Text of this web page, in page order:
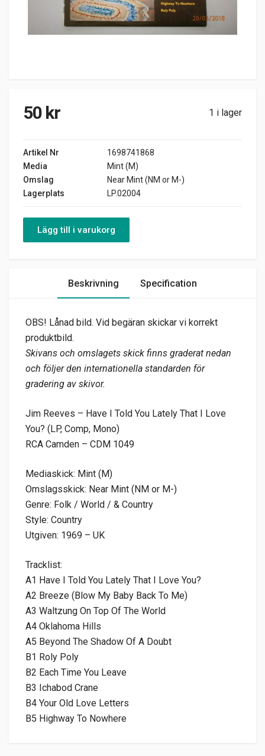
50 kr 1 i lager
Artikel Nr
1698741868
Media
Mint (M)
Omslag
Near Mint (NM or M-)
Lagerplats
LP.02004
Lägg till i varukorg
Beskrivning Specification
OBS! Lånad bild. Vid begäran skickar vi korrekt
produktbild.
Skivans och omslagets skick finns graderat nedan
och följer den internationella standarden för
gradering av skivor.
Jim Reeves – Have I Told You Lately That I Love
You? (LP, Comp, Mono)
RCA Camden – CDM 1049
Mediaskick: Mint (M)
Omslagsskick: Near Mint (NM or M-)
Genre: Folk / World / & Country
Style: Country
Utgiven: 1969 – UK
Tracklist:
A1 Have I Told You Lately That I Love You?
A2 Breeze (Blow My Baby Back To Me)
A3 Waltzung On Top Of The World
A4 Oklahoma Hills
A5 Beyond The Shadow Of A Doubt
B1 Roly Poly
B2 Each Time You Leave
B3 Ichabod Crane
B4 Your Old Love Letters
B5 Highway To Nowhere